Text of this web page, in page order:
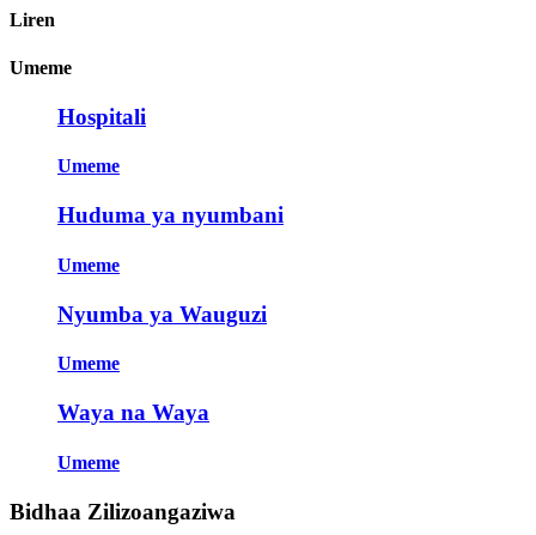
Liren
Umeme
Hospitali
Umeme
Huduma ya nyumbani
Umeme
Nyumba ya Wauguzi
Umeme
Waya na Waya
Umeme
Bidhaa Zilizoangaziwa